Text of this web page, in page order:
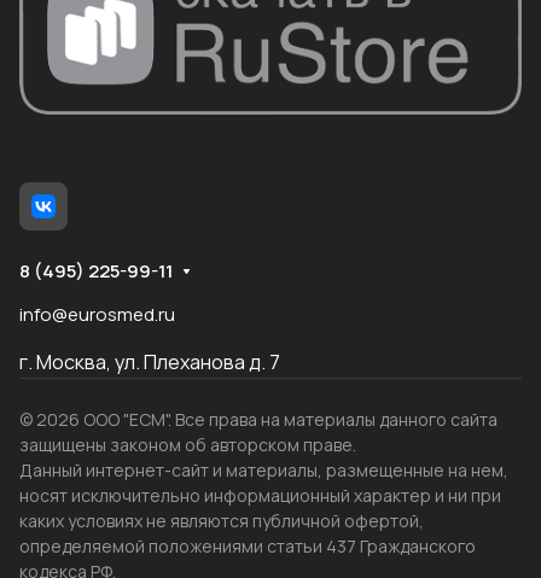
8 (495) 225-99-11
info@eurosmed.ru
г. Москва, ул. Плеханова д. 7
© 2026 ООО "ЕСМ". Все права на материалы данного сайта
защищены законом об авторском праве.
Данный интернет-сайт и материалы, размещенные на нем,
носят исключительно информационный характер и ни при
каких условиях не являются публичной офертой,
определяемой положениями статьи 437 Гражданского
кодекса РФ.